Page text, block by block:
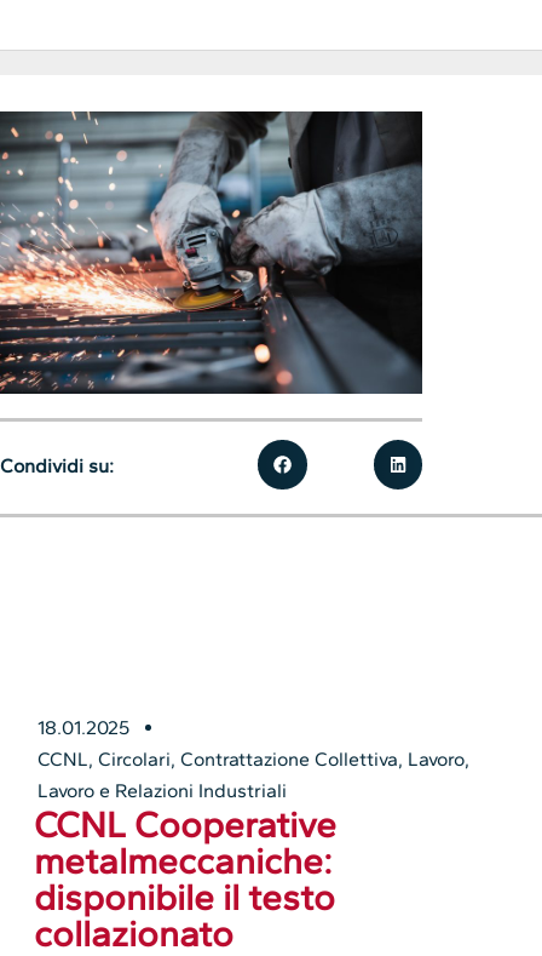
18.01.2025
CCNL,Circolari,Contrattazione Collettiva, Lavoro,
Lavoro e Relazioni Industriali
CCNL Cooperative
metalmeccaniche:
disponibile il testo
collazionato
Condividi su: